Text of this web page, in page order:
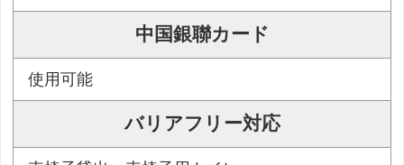
中国銀聯カード
使用可能
バリアフリー対応